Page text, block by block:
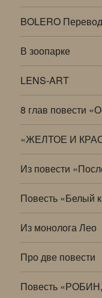
BOLERO
В зоопарке
LENS-ART
8 глав повести
«ЖЕЛТОЕ И
Из повести
Повесть «Белый
Из монолога Лео
Про две повести
Повесть